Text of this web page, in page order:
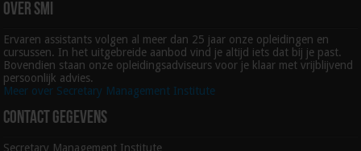
Over SMI
Ervaren assistants volgen al meer dan 25 jaar onze opleidingen en
cursussen. In het uitgebreide aanbod vind je altijd iets dat bij je past.
Bovendien staan onze opleidingsadviseurs voor je klaar met vrijblijvend
persoonlijk advies.
Meer over Secretary Management Institute
Contact gegevens
Secretary Management Institute